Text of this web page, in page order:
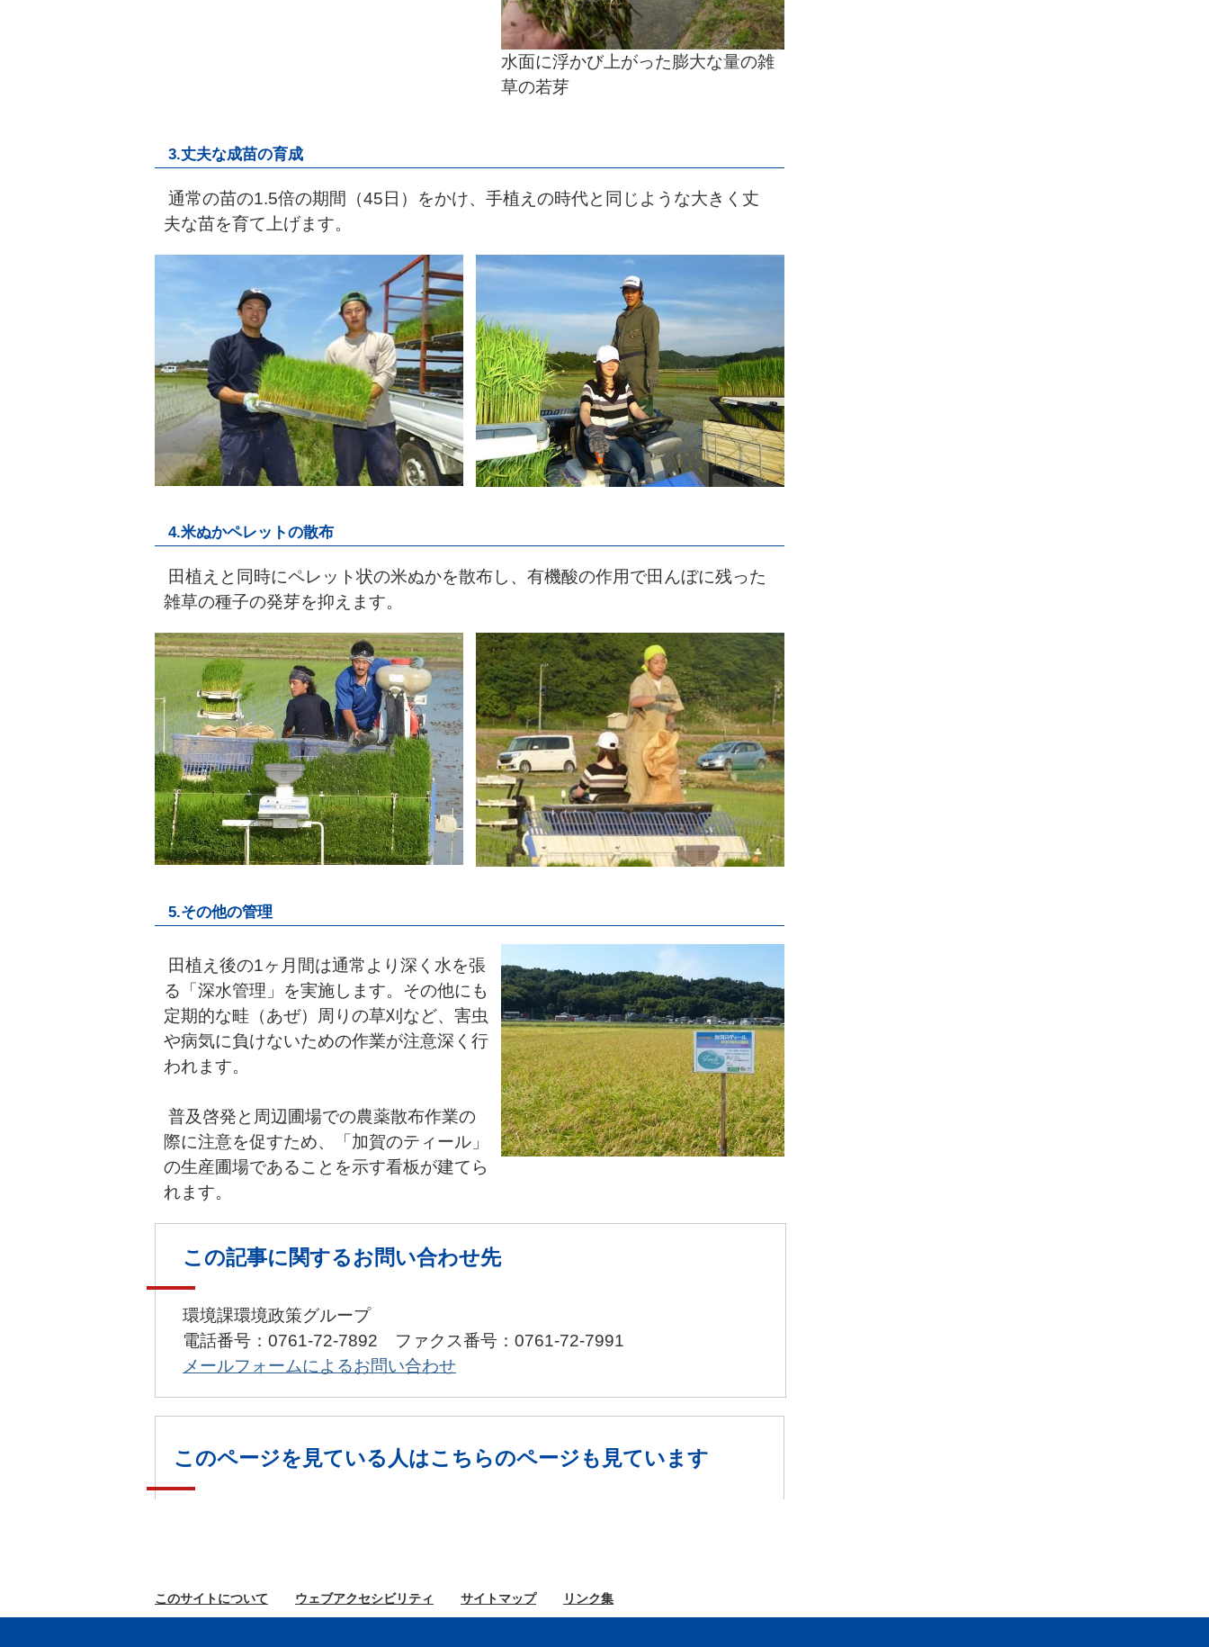
水面に浮かび上がった膨大な量の雑
草の若芽
3.丈夫な成苗の育成
通常の苗の1.5倍の期間（45日）をかけ、手植えの時代と同じような大きく丈
夫な苗を育て上げます。
4.米ぬかペレットの散布
田植えと同時にペレット状の米ぬかを散布し、有機酸の作用で田んぼに残った
雑草の種子の発芽を抑えます。
5.その他の管理
田植え後の1ヶ月間は通常より深く水を張
る「深水管理」を実施します。その他にも
定期的な畦（あぜ）周りの草刈など、害虫
や病気に負けないための作業が注意深く行
われます。
普及啓発と周辺圃場での農薬散布作業の
際に注意を促すため、「加賀のティール」
の生産圃場であることを示す看板が建てら
れます。
この記事に関するお問い合わせ先
環境課環境政策グループ
電話番号：0761-72-7892 ファクス番号：0761-72-7991
メールフォームによるお問い合わせ
このページを見ている人はこちらのページも見ています
このサイトについて ウェブアクセシビリティ サイトマップ リンク集